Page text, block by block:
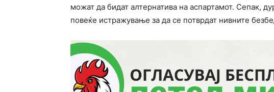
можат да бидат алтернатива на аспартамот. Сепак,
повеќе истражување за да се потврдат нивните